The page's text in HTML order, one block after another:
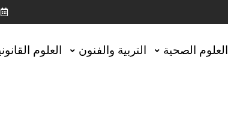
العلوم الصحية التربية والفنون العلوم